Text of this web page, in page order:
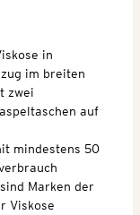
in
im breiten
zwei
auf
mindestens 50
Marken der
Viskose